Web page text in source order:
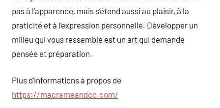
pas à l’apparence, mais s’étend aussi au plaisir, à la
praticité et à l’expression personnelle. Développer un
milieu qui vous ressemble est un art qui demande
pensée et préparation.
Plus d’informations à propos de
https://macrameandco.com/